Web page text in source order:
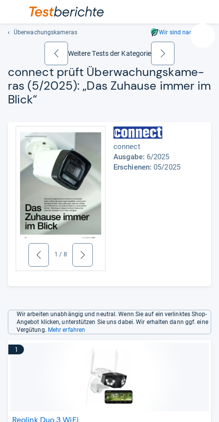
drei
Überwachungskameras Wir sind nachhaltig
connect prüft Über­wa­chungs­ka­me­
ras (5/2025): „Das Zuhause immer im
Blick“
zurück Weitere Tests der Kategorie weiter
zurück 1 / 8 weiter
connect
Ausgabe: 6/2025
Erschienen: 05/2025
Wir arbeiten unabhängig und neutral. Wenn Sie auf ein verlinktes Shop-
Angebot klicken, unterstützen Sie uns dabei. Wir erhalten dann ggf. eine
Vergütung. Mehr erfahren
1
Reolink Duo 3 WiFi